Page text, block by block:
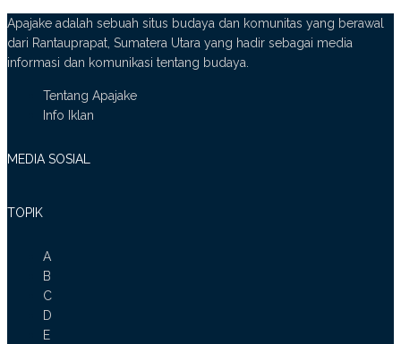
Apajake adalah sebuah situs budaya dan komunitas yang berawal
dari Rantauprapat, Sumatera Utara yang hadir sebagai media
informasi dan komunikasi tentang budaya.
Tentang Apajake
Info Iklan
MEDIA SOSIAL
TOPIK
A
B
C
D
E